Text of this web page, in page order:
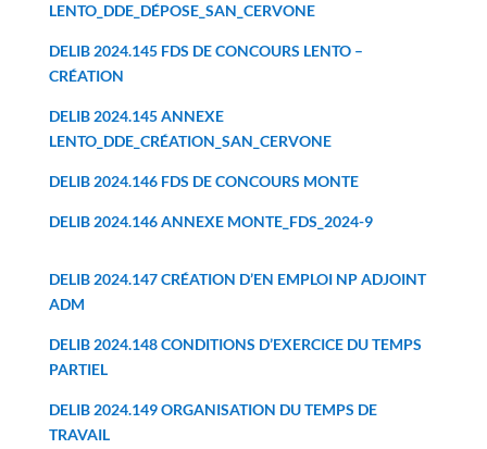
LENTO_DDE_DÉPOSE_SAN_CERVONE
DELIB 2024.145 FDS DE CONCOURS LENTO –
CRÉATION
DELIB 2024.145 ANNEXE
LENTO_DDE_CRÉATION_SAN_CERVONE
DELIB 2024.146 FDS DE CONCOURS MONTE
DELIB 2024.146 ANNEXE MONTE_FDS_2024-9
DELIB 2024.147 CRÉATION D’EN EMPLOI NP ADJOINT
ADM
DELIB 2024.148 CONDITIONS D’EXERCICE DU TEMPS
PARTIEL
DELIB 2024.149 ORGANISATION DU TEMPS DE
TRAVAIL